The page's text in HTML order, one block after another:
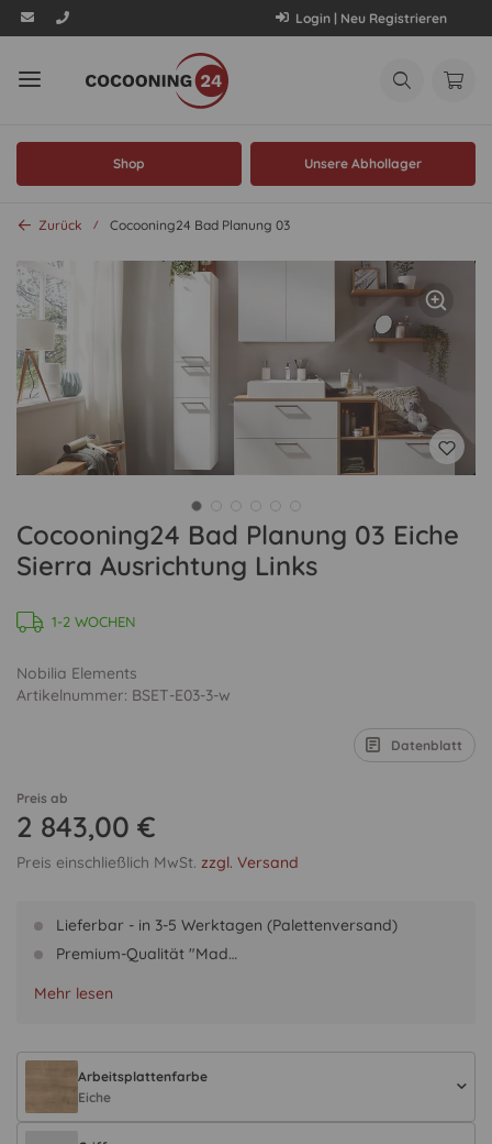
Login | Neu Registrieren
Shop Unsere Abhollager
Zurück Cocooning24 Bad Planung 03
Cocooning24 Bad Planung 03 Eiche
Sierra Ausrichtung Links
1-2 WOCHEN
Nobilia Elements
Artikelnummer: BSET-E03-3-w
Datenblatt
Preis ab
2 843,00 €
Preis einschließlich MwSt. zzgl. Versand
Lieferbar - in 3-5 Werktagen (Palettenversand)
Premium-Qualität "Mad…
Mehr lesen
Arbeitsplattenfarbe
Eiche